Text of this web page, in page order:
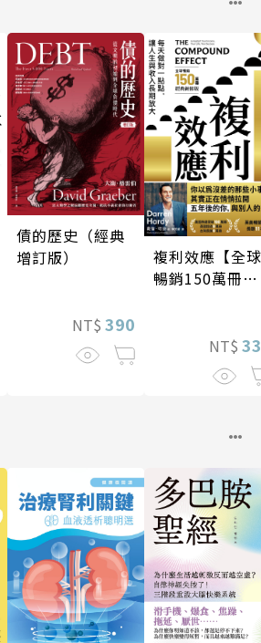
債的歷史（經典
增訂版）
NT$ 390
複利效應【全球
暢銷150萬冊・
NT$